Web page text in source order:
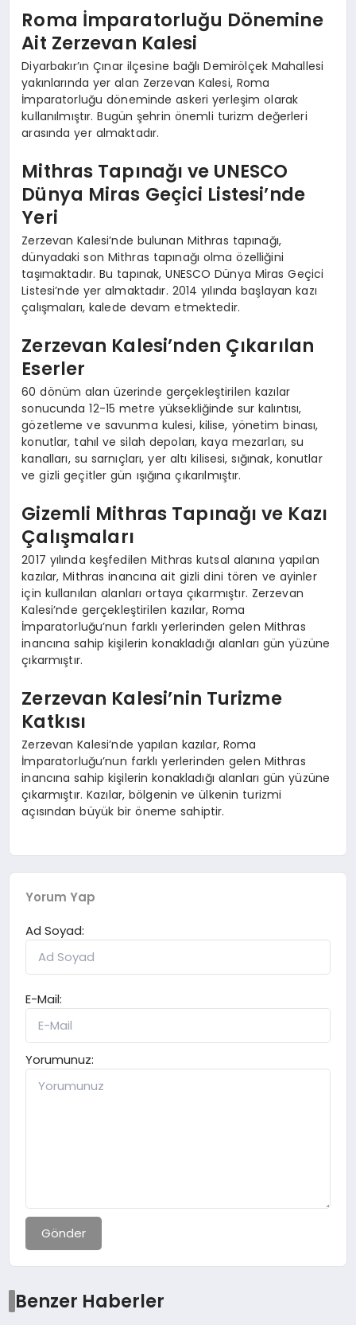
Roma İmparatorluğu Dönemine
Ait Zerzevan Kalesi
Diyarbakır’ın Çınar ilçesine bağlı Demirölçek Mahallesi
yakınlarında yer alan Zerzevan Kalesi, Roma
İmparatorluğu döneminde askeri yerleşim olarak
kullanılmıştır. Bugün şehrin önemli turizm değerleri
arasında yer almaktadır.
Mithras Tapınağı ve UNESCO
Dünya Miras Geçici Listesi’nde
Yeri
Zerzevan Kalesi’nde bulunan Mithras tapınağı,
dünyadaki son Mithras tapınağı olma özelliğini
taşımaktadır. Bu tapınak, UNESCO Dünya Miras Geçici
Listesi’nde yer almaktadır. 2014 yılında başlayan kazı
çalışmaları, kalede devam etmektedir.
Zerzevan Kalesi’nden Çıkarılan
Eserler
60 dönüm alan üzerinde gerçekleştirilen kazılar
sonucunda 12-15 metre yüksekliğinde sur kalıntısı,
gözetleme ve savunma kulesi, kilise, yönetim binası,
konutlar, tahıl ve silah depoları, kaya mezarları, su
kanalları, su sarnıçları, yer altı kilisesi, sığınak, konutlar
ve gizli geçitler gün ışığına çıkarılmıştır.
Gizemli Mithras Tapınağı ve Kazı
Çalışmaları
2017 yılında keşfedilen Mithras kutsal alanına yapılan
kazılar, Mithras inancına ait gizli dini tören ve ayinler
için kullanılan alanları ortaya çıkarmıştır. Zerzevan
Kalesi’nde gerçekleştirilen kazılar, Roma
İmparatorluğu’nun farklı yerlerinden gelen Mithras
inancına sahip kişilerin konakladığı alanları gün yüzüne
çıkarmıştır.
Zerzevan Kalesi’nin Turizme
Katkısı
Zerzevan Kalesi’nde yapılan kazılar, Roma
İmparatorluğu’nun farklı yerlerinden gelen Mithras
inancına sahip kişilerin konakladığı alanları gün yüzüne
çıkarmıştır. Kazılar, bölgenin ve ülkenin turizmi
açısından büyük bir öneme sahiptir.
Yorum Yap
Ad Soyad:
E-Mail:
Yorumunuz:
Gönder
Benzer Haberler